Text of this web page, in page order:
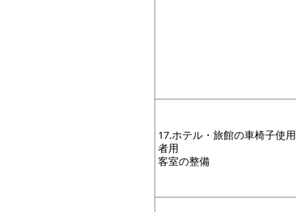
17.ホテル・旅館の車椅子使用
者用
客室の整備